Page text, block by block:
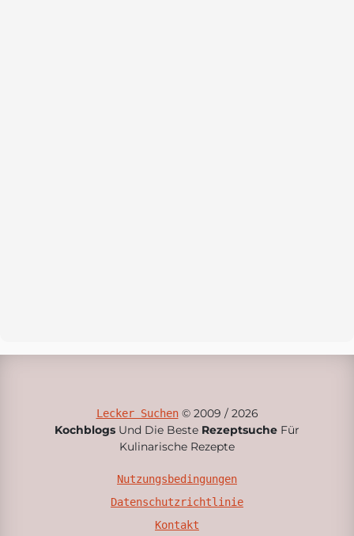
Lecker Suchen© 2009 / 2026
Kochblogs Und Die Beste Rezeptsuche Für
Kulinarische Rezepte
Nutzungsbedingungen
Datenschutzrichtlinie
Kontakt